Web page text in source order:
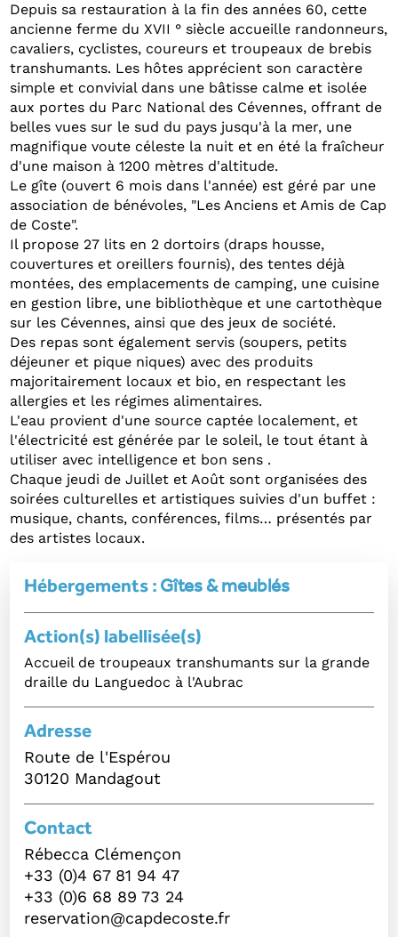
Depuis sa restauration à la fin des années 60, cette
ancienne ferme du XVII ° siècle accueille randonneurs,
cavaliers, cyclistes, coureurs et troupeaux de brebis
transhumants. Les hôtes apprécient son caractère
simple et convivial dans une bâtisse calme et isolée
aux portes du Parc National des Cévennes, offrant de
belles vues sur le sud du pays jusqu'à la mer, une
magnifique voute céleste la nuit et en été la fraîcheur
d'une maison à 1200 mètres d'altitude.
Le gîte (ouvert 6 mois dans l'année) est géré par une
association de bénévoles, "Les Anciens et Amis de Cap
de Coste".
Il propose 27 lits en 2 dortoirs (draps housse,
couvertures et oreillers fournis), des tentes déjà
montées, des emplacements de camping, une cuisine
en gestion libre, une bibliothèque et une cartothèque
sur les Cévennes, ainsi que des jeux de société.
Des repas sont également servis (soupers, petits
déjeuner et pique niques) avec des produits
majoritairement locaux et bio, en respectant les
allergies et les régimes alimentaires.
L'eau provient d'une source captée localement, et
l'électricité est générée par le soleil, le tout étant à
utiliser avec intelligence et bon sens .
Chaque jeudi de Juillet et Août sont organisées des
soirées culturelles et artistiques suivies d'un buffet :
musique, chants, conférences, films… présentés par
des artistes locaux.
Hébergements : Gîtes & meublés
Action(s) labellisée(s)
Accueil de troupeaux transhumants sur la grande
draille du Languedoc à l'Aubrac
Adresse
Route de l'Espérou
30120 Mandagout
Contact
Rébecca Clémençon
+33 (0)4 67 81 94 47
+33 (0)6 68 89 73 24
reservation@capdecoste.fr